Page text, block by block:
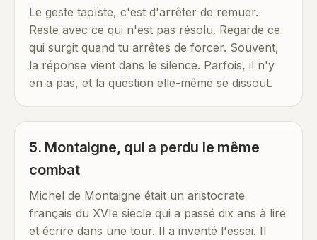
Le geste taoïste, c'est d'arrêter de remuer.
Reste avec ce qui n'est pas résolu. Regarde ce
qui surgit quand tu arrêtes de forcer. Souvent,
la réponse vient dans le silence. Parfois, il n'y
en a pas, et la question elle-même se dissout.
5. Montaigne, qui a perdu le même
combat
Michel de Montaigne était un aristocrate
français du XVIe siècle qui a passé dix ans à lire
et écrire dans une tour. Il a inventé l'essai. Il